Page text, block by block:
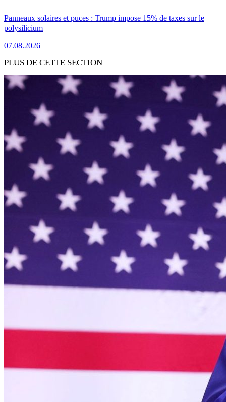
Panneaux solaires et puces : Trump impose 15% de taxes sur le
polysilicium
07.08.2026
PLUS DE CETTE SECTION